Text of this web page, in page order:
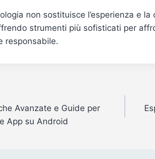
non sostituisce l’esperienza e
strumenti più sofisticati per
responsabile.
Avanzate e Guide per
App su Android